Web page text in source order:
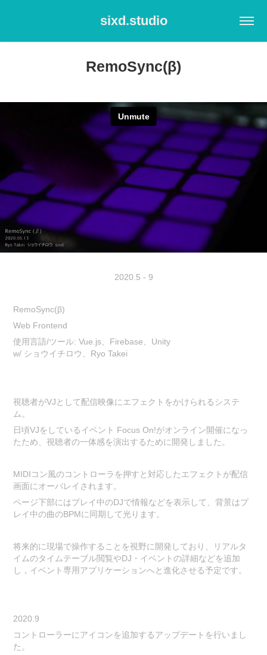
sixd.studio
RemoSync(β)
2020.5 - 9
RemoSync(β)
Web Frontend
使用言語/ツール: Vue.js、Firebase、Unity
w/ ショウイチロウ、Ryo Takei
視聴者がVJとして配信映像にエフェクトをかけられるシステ
ム。
日頃VJをしているイベント Focus On!がオンライン開催になっ
たため、視聴者の一体感を演出するために開発しました。
MIDIコン風のコントローラを押すと対応したエフェクトが配信
画面にオーバレイされます。
ページ下部にはプレイ中のDJで情報などを表示して、背景はプ
レイ中の曲のBPMに同期して光ります。
将来的に現場で操作することを視野に開発しており、リアルタ
イムのタイムテーブル閲覧やDJ・イベントの詳細などを追加
し，イベント専用アプリケーションへと進化させる予定です。
2020.9
コントローラーにアイコンを追加するアップデートを行いまし
た。